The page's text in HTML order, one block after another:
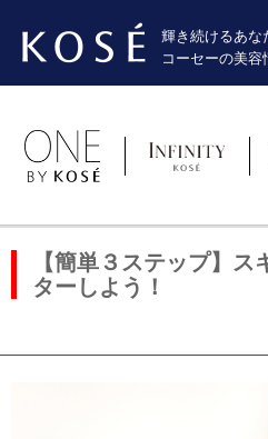
輝き続けるあな
コーセーの美容
【簡単３ステップ】
ターしよう！